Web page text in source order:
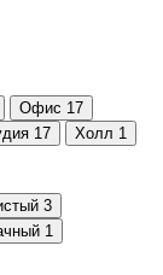
Офис 17
17 Холл 1
3
1